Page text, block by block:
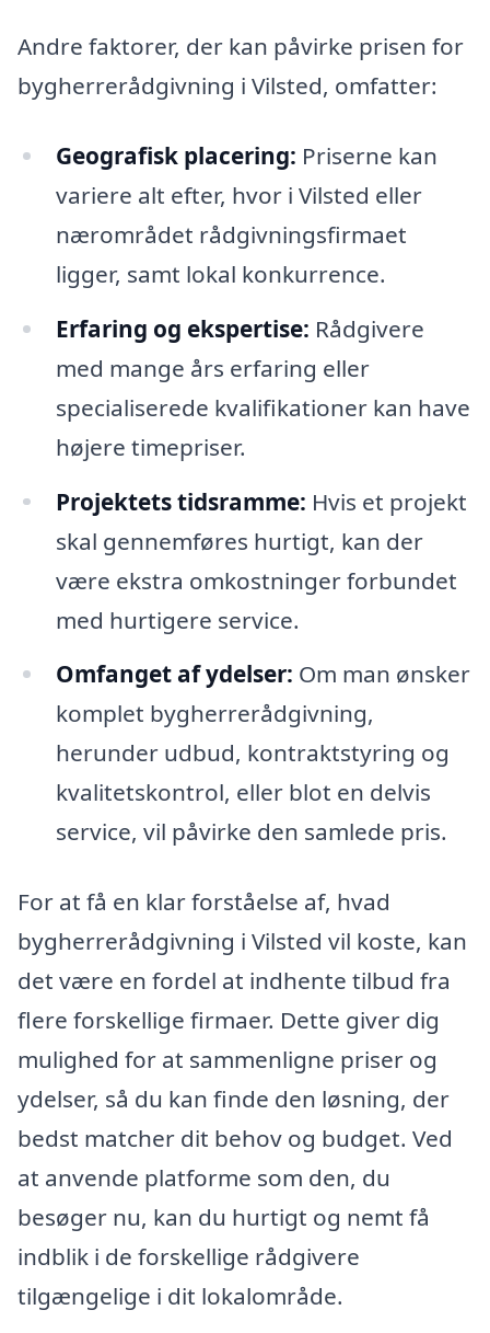
Andre faktorer, der kan påvirke prisen for
bygherrerådgivning i Vilsted, omfatter:
Geografisk placering: Priserne kan
variere alt efter, hvor i Vilsted eller
nærområdet rådgivningsfirmaet
ligger, samt lokal konkurrence.
Erfaring og ekspertise: Rådgivere
med mange års erfaring eller
specialiserede kvalifikationer kan have
højere timepriser.
Projektets tidsramme: Hvis et projekt
skal gennemføres hurtigt, kan der
være ekstra omkostninger forbundet
med hurtigere service.
Omfanget af ydelser: Om man ønsker
komplet bygherrerådgivning,
herunder udbud, kontraktstyring og
kvalitetskontrol, eller blot en delvis
service, vil påvirke den samlede pris.
For at få en klar forståelse af, hvad
bygherrerådgivning i Vilsted vil koste, kan
det være en fordel at indhente tilbud fra
flere forskellige firmaer. Dette giver dig
mulighed for at sammenligne priser og
ydelser, så du kan finde den løsning, der
bedst matcher dit behov og budget. Ved
at anvende platforme som den, du
besøger nu, kan du hurtigt og nemt få
indblik i de forskellige rådgivere
tilgængelige i dit lokalområde.